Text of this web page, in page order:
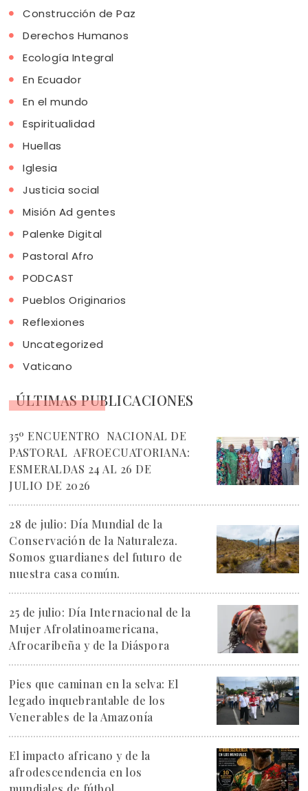
Construcción de Paz
Derechos Humanos
Ecología Integral
En Ecuador
En el mundo
Espiritualidad
Huellas
Iglesia
Justicia social
Misión Ad gentes
Palenke Digital
Pastoral Afro
PODCAST
Pueblos Originarios
Reflexiones
Uncategorized
Vaticano
ÚLTIMAS PUBLICACIONES
35º ENCUENTRO NACIONAL DE
PASTORAL AFROECUATORIANA:
ESMERALDAS 24 AL 26 DE
JULIO DE 2026
28 de julio: Día Mundial de la
Conservación de la Naturaleza.
Somos guardianes del futuro de
nuestra casa común.
25 de julio: Día Internacional de la
Mujer Afrolatinoamericana,
Afrocaribeña y de la Diáspora
Pies que caminan en la selva: El
legado inquebrantable de los
Venerables de la Amazonía
El impacto africano y de la
afrodescendencia en los